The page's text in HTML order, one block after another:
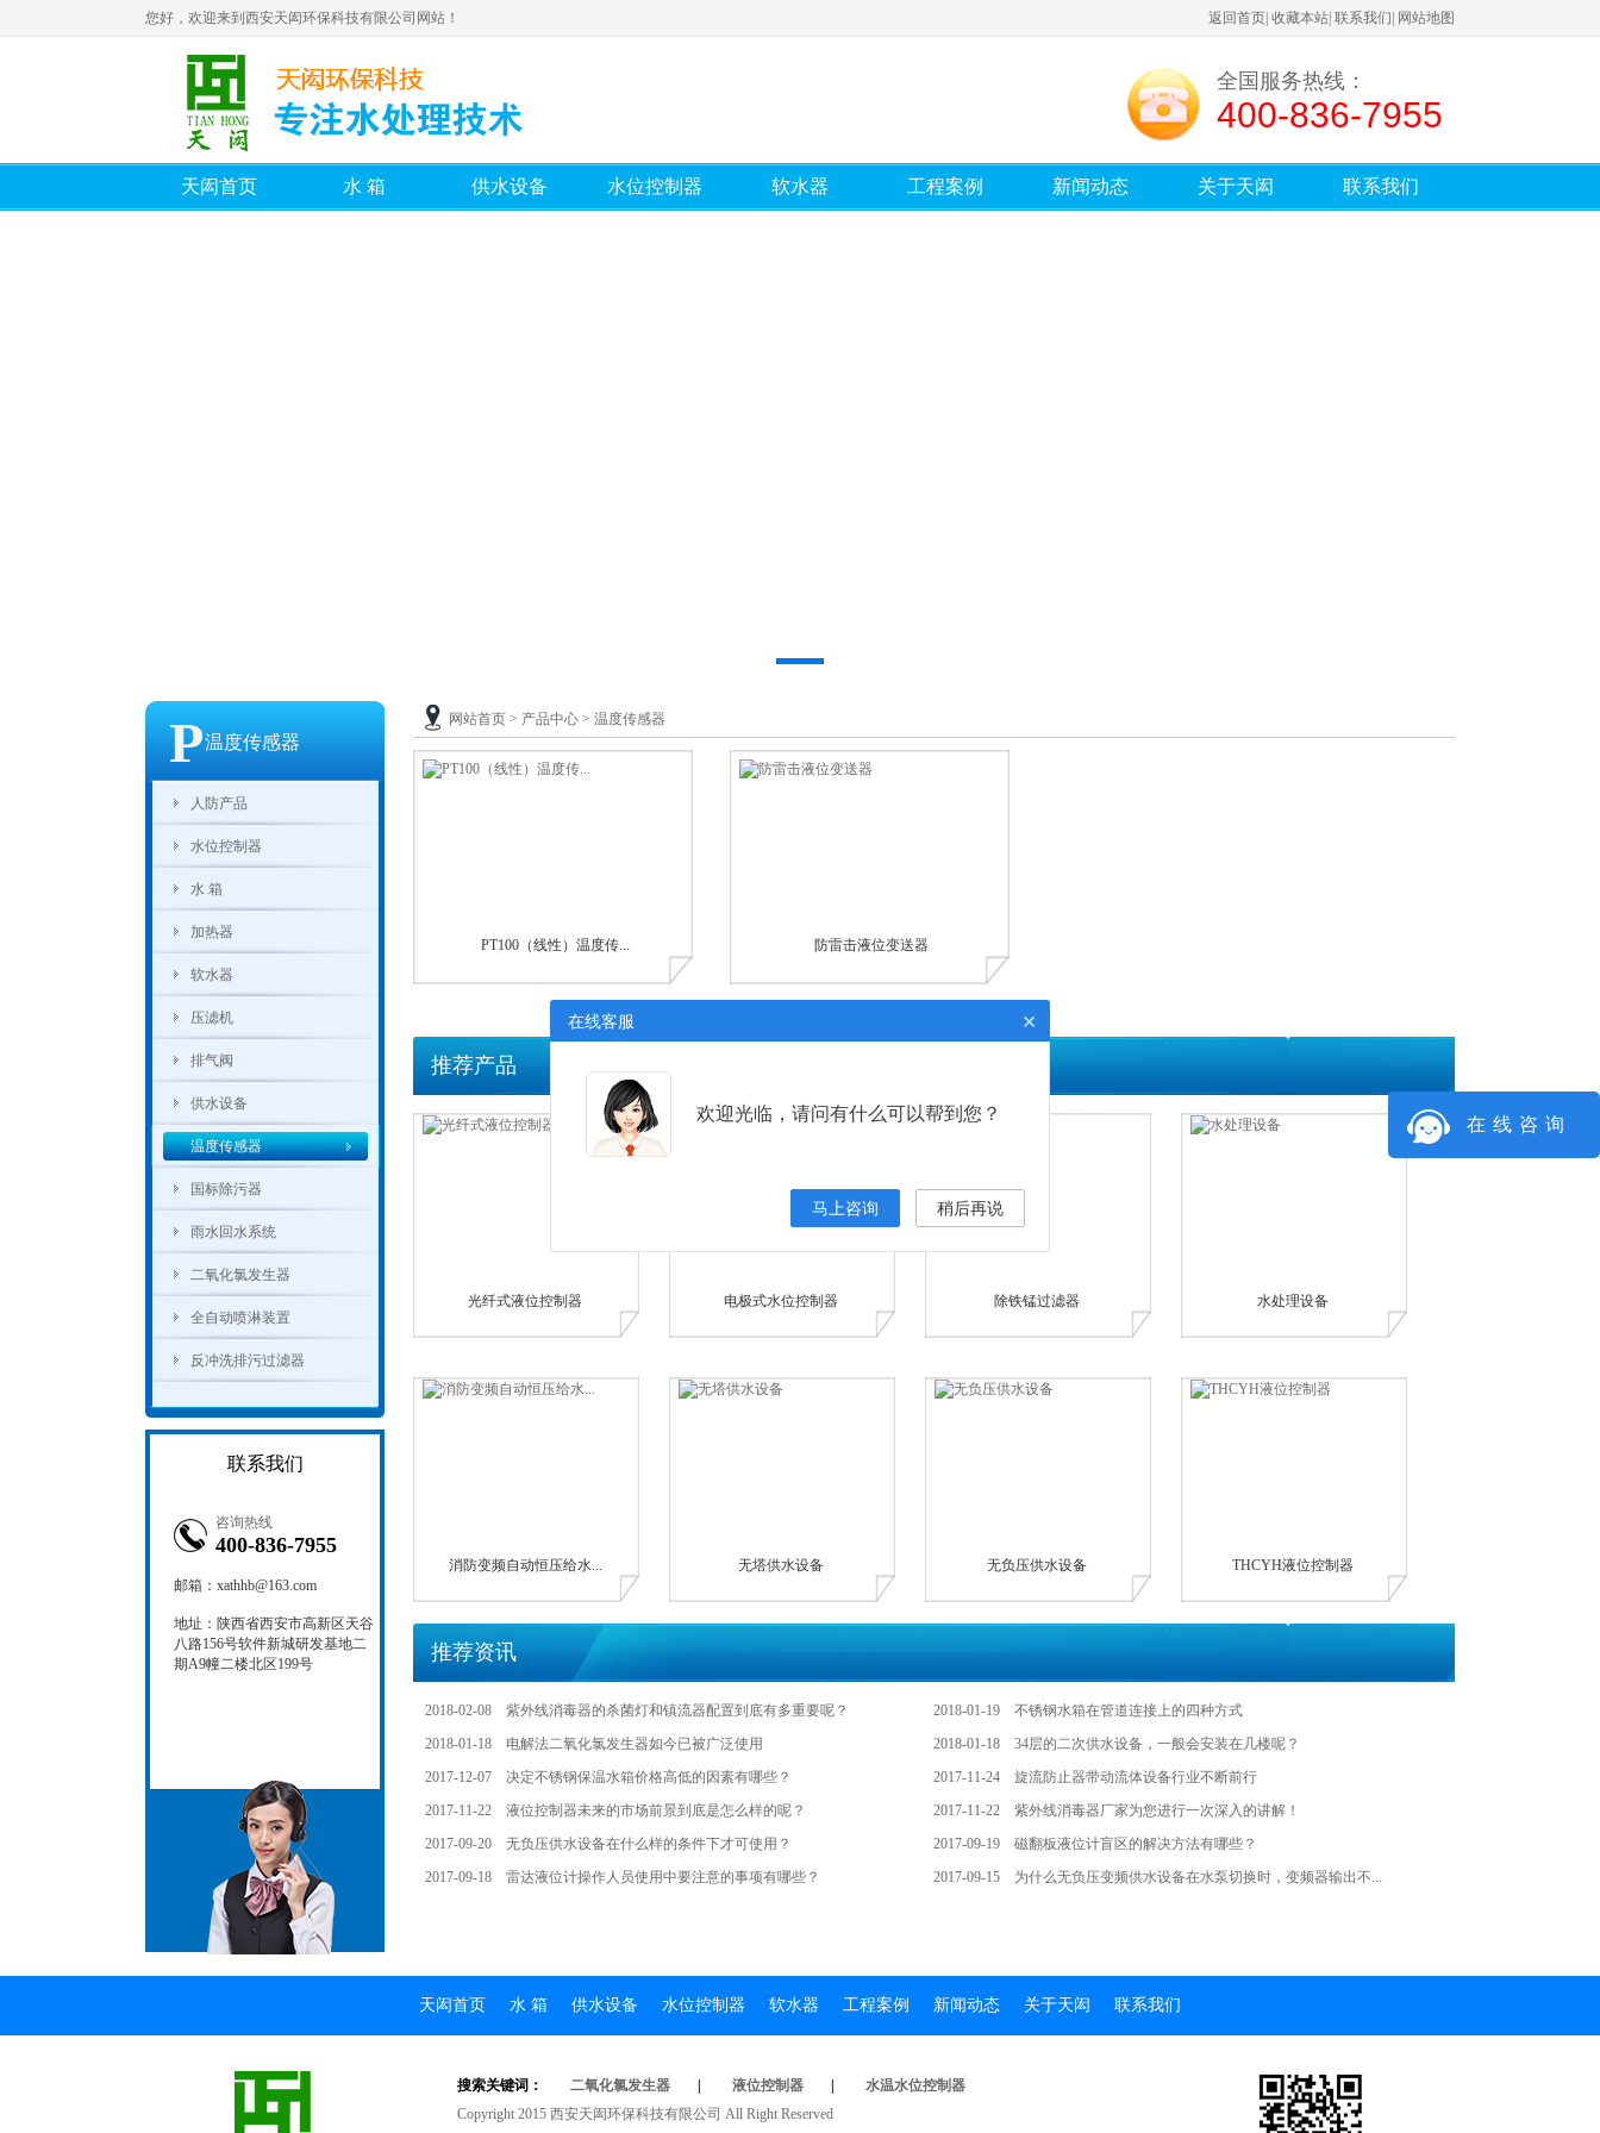
您好，欢迎来到西安天闳环保科技有限公司网站！ 返回首页 收藏本站 联系我们 网站地图
全国服务热线：
400-836-7955
天闳首页 水箱 供水设备 水位控制器 软水器 工程案例 新闻动态 关于天闳 联系我们
网站首页 > 产品中心 > 温度传感器
PT100（线性）温度传... 防雷击液位变送器
推荐产品
光纤式液位控制器 电极式水位控制器 除铁锰过滤器 水处理设备
消防变频自动恒压给水... 无塔供水设备 无负压供水设备 THCYH液位控制器
推荐资讯
2018-02-08 紫外线消毒器的杀菌灯和镇流器配置到底有多重要呢？ 2018-01-19
不锈钢水箱在管道连接上的四种方式
2018-01-18
电解法二氧化氯发生器如今已被广泛使用 2018-01-18
34层的二次供水设备，一般会安装在几楼呢？
2017-12-07
决定不锈钢保温水箱价格高低的因素有哪些？ 2017-11-24
旋流防止器带动流体设备行业不断前行
2017-11-22
液位控制器未来的市场前景到底是怎么样的呢？ 2017-11-22
紫外线消毒器厂家为您进行一次深入的讲解！
2017-09-20
无负压供水设备在什么样的条件下才可使用？ 2017-09-19
磁翻板液位计盲区的解决方法有哪些？
2017-09-18
雷达液位计操作人员使用中要注意的事项有哪些？ 2017-09-15 为什么无负压变频供水设备在水泵切换时，变频器输出不...
P温度传感器
人防产品
水位控制器
水箱
加热器
软水器
压滤机
排气阀
供水设备
温度传感器
国标除污器
雨水回水系统
二氧化氯发生器
全自动喷淋装置
反冲洗排污过滤器
联系我们
咨询热线
400-836-7955
邮箱：xathhb@163.com
地址：陕西省西安市高新区天谷
八路156号软件新城研发基地二
期A9幢二楼北区199号
天闳首页 水箱 供水设备 水位控制器 软水器 工程案例 新闻动态 关于天闳 联系我们
搜索关键词： 二氧化氯发生器 液位控制器
水温水位控制器
Copyright2015西安天闳环保科技有限公司AllRightReserved
在线咨询
在线客服
欢迎光临，请问有什么可以帮到您？
马上咨询 稍后再说
×